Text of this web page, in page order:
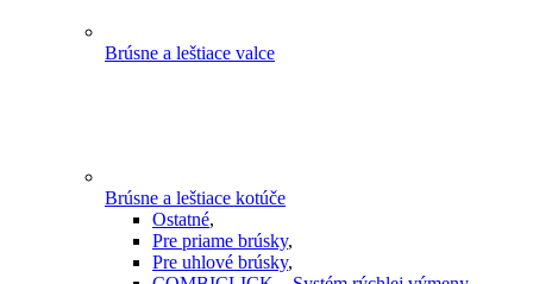
Brúsne a leštiace valce
Brúsne a leštiace kotúče
Ostatné,
Pre priame brúsky,
Pre uhlové brúsky,